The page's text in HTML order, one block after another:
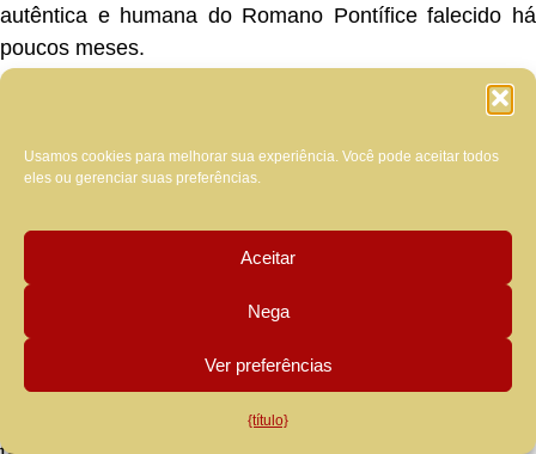
Usamos cookies para melhorar sua experiência. Você pode aceitar todos
eles ou gerenciar suas preferências.
Aceitar
Nega
Ver preferências
{título}
autêntica e humana do Romano Pontífice falecido há
poucos meses.
é a
renúncia de Bento XVI até o conclave subsequente. O
Autor apresenta ao leitor a atmosfera que pairava entre
os cardeais, também dando ao livro um valor histórico,
porque documenta com precisão e rigor os dias que
antecederam a eleição de Francisco, um trabalho
minucioso já feito no passado com suas ricas biografias
históricas sobre os Sumos Pontífices do século XX.
Seguindo seu estilo já consolidado, No deleFrancis. O
oferece uma narrativa linear dos